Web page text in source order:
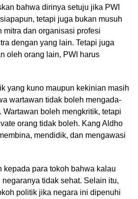
bahwa dirinya setuju jika PWI
tetapi juga bukan musuh
mitra dan organisasi profesi
dengan yang lain. Tetapi juga
oleh orang lain, PWI harus
yang kuno maupun kekinian masih
wartawan tidak boleh mengada-
boleh mengkritik, tetapi
orang tidak boleh. Kang Aldho
mendidik, dan mengawasi
kepada para tokoh bahwa kalau
tidak sehat. Selain itu,
politik jika negara ini dipenuhi